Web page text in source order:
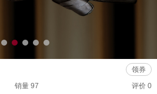
领券
销量 97 评价 0